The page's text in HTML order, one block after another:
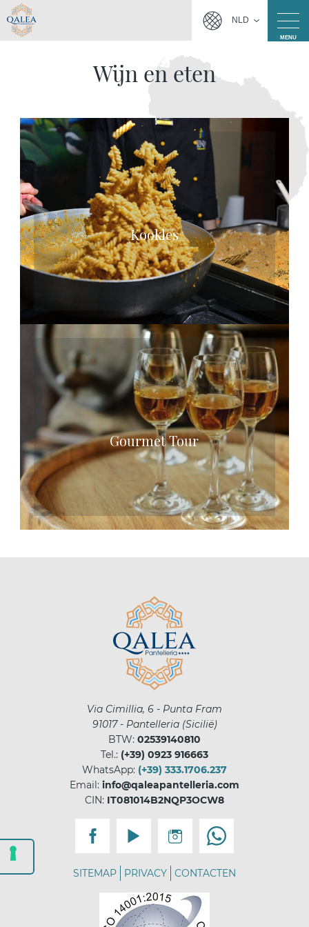
NLD
MENU
Wijn en eten
Kookles
Gourmet Tour
Via Cimillia, 6 - Punta Fram
91017- Pantelleria(Sicilië)
BTW: 02539140810
Tel.: (+39) 0923 916663
WhatsApp: (+39) 333.1706.237
Email: info@qaleapantelleria.com
CIN: IT081014B2NQP3OCW8
SITEMAP PRIVACY CONTACTEN